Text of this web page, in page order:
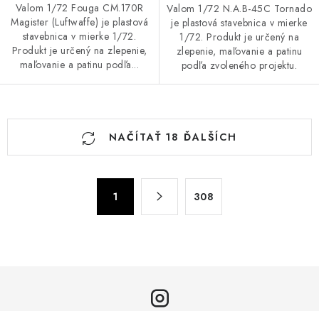
Valom 1/72 Fouga CM.170R
Magister (Luftwaffe) je plastová
stavebnica v mierke 1/72.
Produkt je určený na zlepenie,
maľovanie a patinu podľa...
Valom 1/72 N.A.B-45C Tornado
je plastová stavebnica v mierke
1/72. Produkt je určený na
zlepenie, maľovanie a patinu
podľa zvoleného projektu.
O
NAČÍTAŤ 18 ĎALŠÍCH
1 308